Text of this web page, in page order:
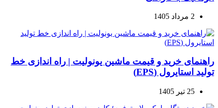
2 مرداد 1405
راهنمای خرید و قیمت ماشین یونولیت | راه اندازی خط
تولید استایرول (EPS)
25 تیر 1405